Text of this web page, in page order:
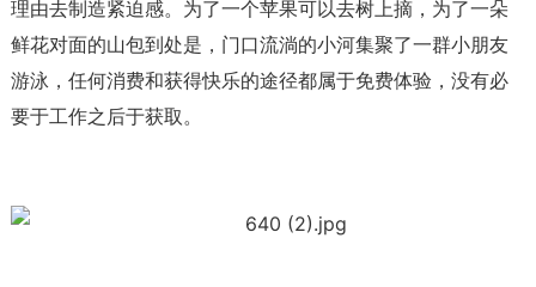
理由去制造紧迫感。为了一个苹果可以去树上摘，为了一朵
鲜花对面的山包到处是，门口流淌的小河集聚了一群小朋友
游泳，任何消费和获得快乐的途径都属于免费体验，没有必
要于工作之后于获取。